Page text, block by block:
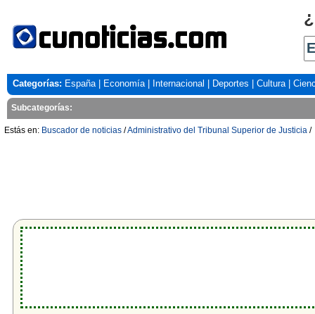
Categorías: España| Economía| Internacional Deportes Cultura|
Subcategorías:
Estás en: Buscador de noticias /Administrativo del Tribunal Superior de Justicia /